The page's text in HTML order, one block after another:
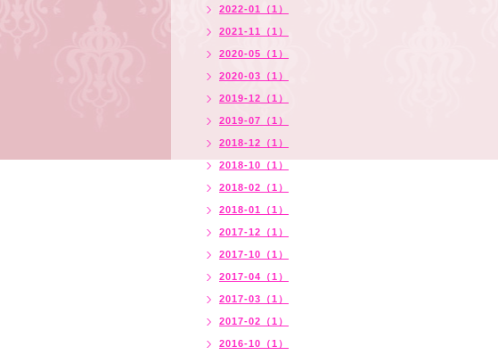
2022-01（1）
2021-11（1）
2020-05（1）
2020-03（1）
2019-12（1）
2019-07（1）
2018-12（1）
2018-10（1）
2018-02（1）
2018-01（1）
2017-12（1）
2017-10（1）
2017-04（1）
2017-03（1）
2017-02（1）
2016-10（1）